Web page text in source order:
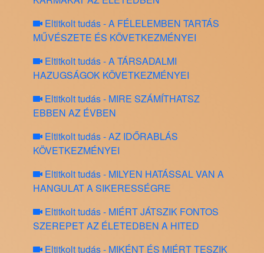
Eltitkolt tudás - A FÉLELEMBEN TARTÁS
MŰVÉSZETE ÉS KÖVETKEZMÉNYEI
Eltitkolt tudás - A TÁRSADALMI
HAZUGSÁGOK KÖVETKEZMÉNYEI
Eltitkolt tudás - MIRE SZÁMÍTHATSZ
EBBEN AZ ÉVBEN
Eltitkolt tudás - AZ IDŐRABLÁS
KÖVETKEZMÉNYEI
Eltitkolt tudás - MILYEN HATÁSSAL VAN A
HANGULAT A SIKERESSÉGRE
Eltitkolt tudás - MIÉRT JÁTSZIK FONTOS
SZEREPET AZ ÉLETEDBEN A HITED
Eltitkolt tudás - MIKÉNT ÉS MIÉRT TESZIK